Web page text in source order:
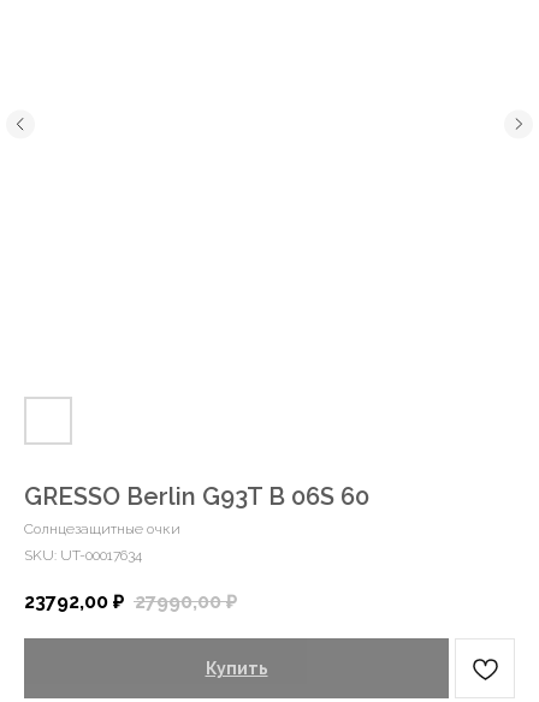
GRESSO Berlin G93T B 06S 60
Солнцезащитные очки
SKU: UT-00017634
23792,00 ₽ 27990,00 ₽
Купить